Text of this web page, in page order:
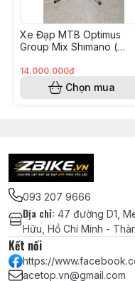
- Màu
Vòng
Miếng
Thống
Truyền
Động
Tay bấm
Japan
Xe Đạp MTB Optimus
Group Mix Shimano (
14.000.000đ
Chọn mua
093 207 9666
Địa chỉ: 47 đường D1,
Hữu, Hồ Chí Minh -
Kết nối
https://
acetop.vn@gmail.com